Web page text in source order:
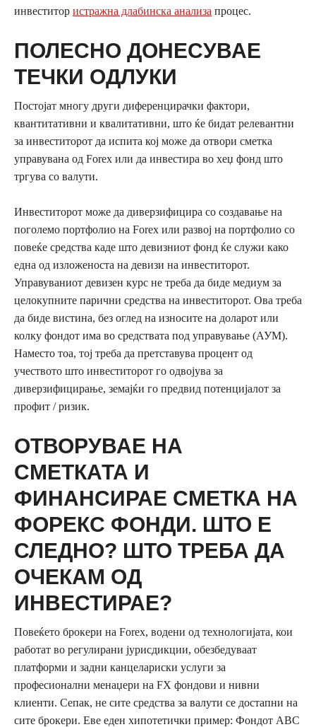
инвеститор истражна длабинска анализа процес.
ПОЛЕСНО ДОНЕСУВАЕ
ТЕЧКИ ОДЛУКИ
Постојат многу други диференцирачки фактори,
квантитативни и квалитативни, што ќе бидат релевантни
за инвеститорот да испита кој може да отвори сметка
управувана од Forex или да инвестира во хеџ фонд што
тргува со валути.
Инвеститорот може да диверзифицира со создавање на
поголемо портфолио на Forex или развој на портфолио со
повеќе средства каде што девизниот фонд ќе служи како
една од изложеноста на девизи на инвеститорот.
Управуваниот девизен курс не треба да биде медиум за
целокупните парични средства на инвеститорот. Ова треба
да биде вистина, без оглед на износите на доларот или
колку фондот има во средствата под управување (АУМ).
Наместо тоа, тој треба да претставува процент од
учеството што инвеститорот го одвојува за
диверзифицирање, земајќи го предвид потенцијалот за
профит / ризик.
ОТВОРУВАЕ НА
СМЕТКАТА И
ФИНАНСИРАЕ СМЕТКА НА
ФОРЕКС ФОНДИ. ШТО Е
СЛЕДНО? ШТО ТРЕБА ДА
ОЧЕКАМ ОД
ИНВЕСТИРАЕ?
Повеќето брокери на Forex, водени од технологијата, кои
работат во регулирани јурисдикции, обезбедуваат
платформи и задни канцелариски услуги за
професионални менаџери на FX фондови и нивни
клиенти. Сепак, не сите средства за валути се достапни на
сите брокери. Еве еден хипотетички пример: Фондот ABC